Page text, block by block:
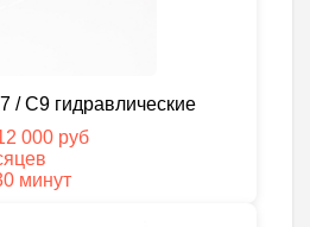
/ C9 гидравлические
000 руб
минут